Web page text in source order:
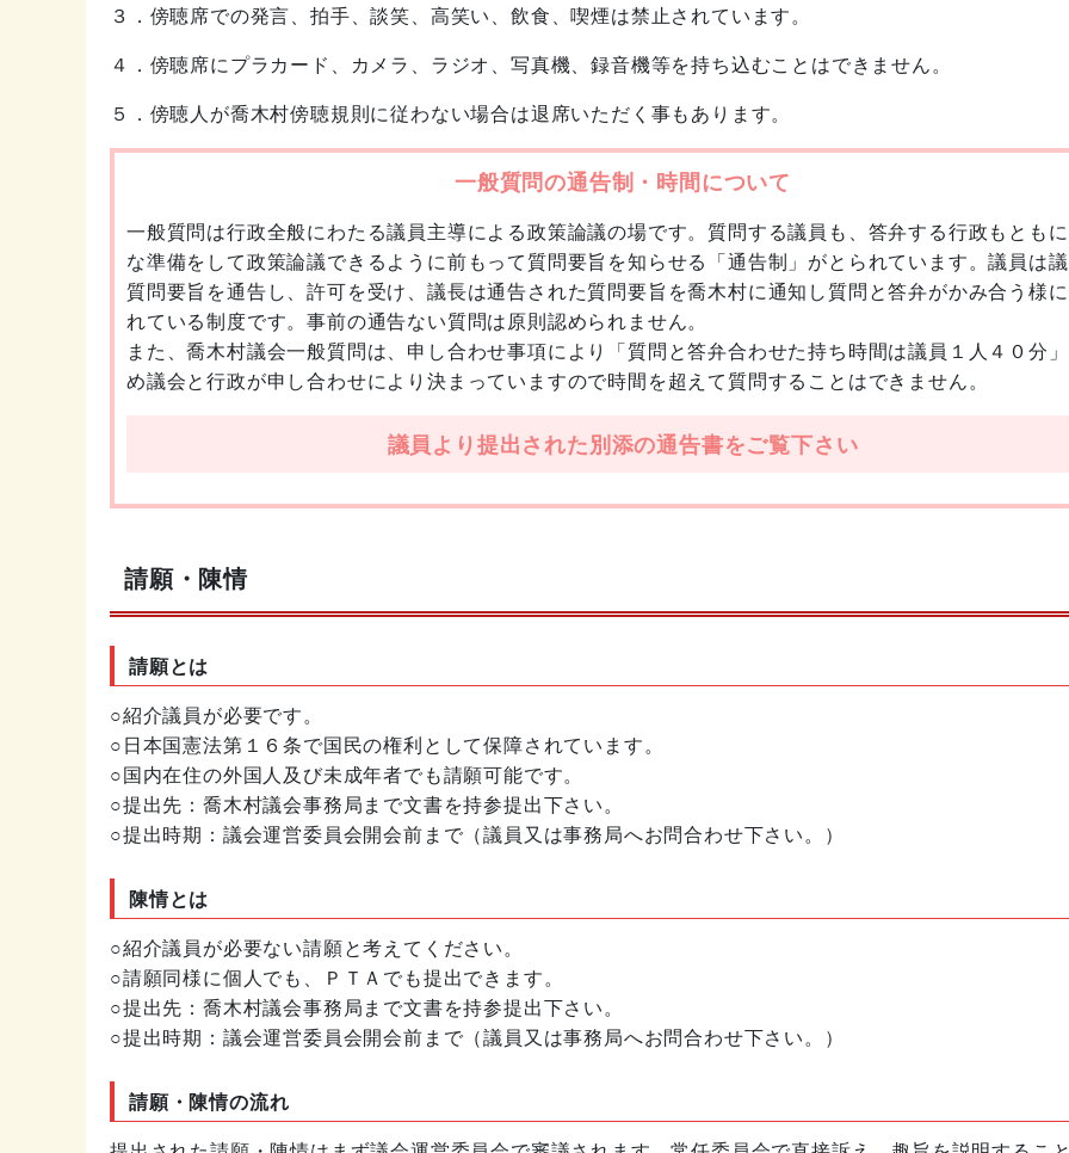
３．傍聴席での発言、拍手、談笑、高笑い、飲食、喫煙は禁止されています。
４．傍聴席にプラカード、カメラ、ラジオ、写真機、録音機等を持ち込むことはできません。
５．傍聴人が喬木村傍聴規則に従わない場合は退席いただく事もあります。
一般質問の通告制・時間について
一般質問は行政全般にわたる議員主導による政策論議の場です。質問する議員も、答弁する行政もとも
な準備をして政策論議できるように前もって質問要旨を知らせる「通告制」がとられています。議員は
質問要旨を通告し、許可を受け、議長は通告された質問要旨を喬木村に通知し質問と答弁がかみ合う様
れている制度です。事前の通告ない質問は原則認められません。
また、喬木村議会一般質問は、申し合わせ事項により「質問と答弁合わせた持ち時間は議員１人４０分
め議会と行政が申し合わせにより決まっていますので時間を超えて質問することはできません。
議員より提出された別添の通告書をご覧下さい
請願・陳情
請願とは
○紹介議員が必要です。
○日本国憲法第１６条で国民の権利として保障されています。
○国内在住の外国人及び未成年者でも請願可能です。
○提出先：喬木村議会事務局まで文書を持参提出下さい。
○提出時期：議会運営委員会開会前まで（議員又は事務局へお問合わせ下さい。）
陳情とは
○紹介議員が必要ない請願と考えてください。
○請願同様に個人でも、ＰＴＡでも提出できます。
○提出先：喬木村議会事務局まで文書を持参提出下さい。
○提出時期：議会運営委員会開会前まで（議員又は事務局へお問合わせ下さい。）
請願・陳情の流れ